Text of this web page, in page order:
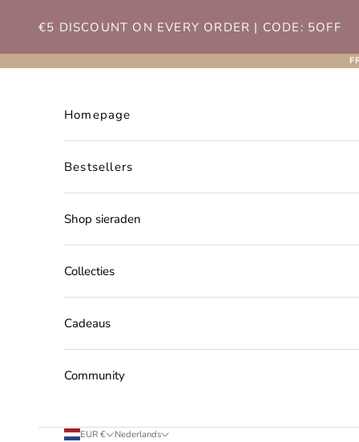
€5 DISCOUNT ON EVERY ORDER | CODE: 5OFF
Homepage
Bestsellers
Shop sieraden
Collecties
Cadeaus
Community
EUR € Nederlands